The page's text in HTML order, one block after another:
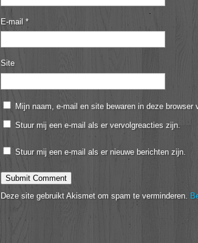
E-mail *
Site
Mijn naam, e-mail en site bewaren in deze
Stuur mij een e-mail als er vervolgreacties zijn.
Stuur mij een e-mail als er nieuwe berichten zijn.
Deze site gebruikt Akismet om spam te verminderen.